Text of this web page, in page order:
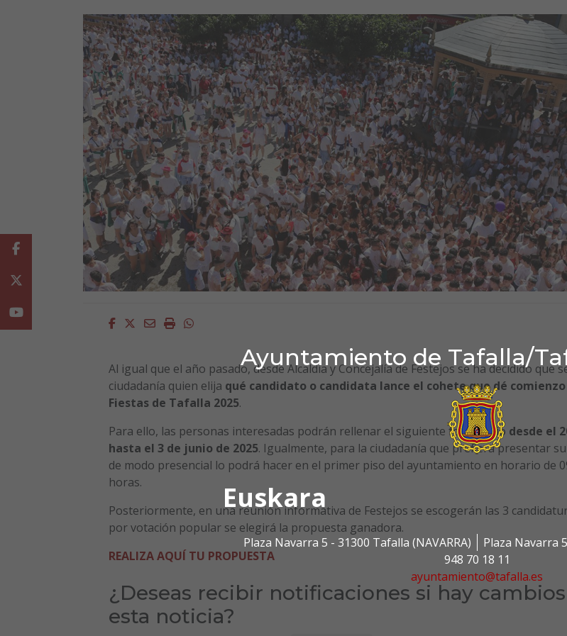
Ayuntamiento de Tafalla/
Euskara
Plaza Navarra 5 - 31300 Tafalla (NAVARRA)
Plaza Navarra
948 70 18 11
ayuntamiento@tafalla.es
Facebook
Twitter
EmailImprimirWhatsapp
Al igual que el año pasado, desde Alcaldía y Concejalía de Festejos se ha decidido que
ciudadanía quien elija qué candidato o candidata lance el cohete que dé
Fiestas de Tafalla 2025.
Para ello, las personas interesadas podrán rellenar el siguiente formulario desde el
hasta el 3 de junio de 2025. Igualmente, para la ciudadanía que prefiera presentar
de modo presencial lo podrá hacer en el primer piso del ayuntamiento en horario de
horas.
Posteriormente, en una reunión informativa de Festejos se escogerán las 3
por votación popular se elegirá la propuesta ganadora.
REALIZA AQUÍ TU PROPUESTA
¿Deseas recibir notificaciones si hay
esta noticia?
Facebook
Youtube